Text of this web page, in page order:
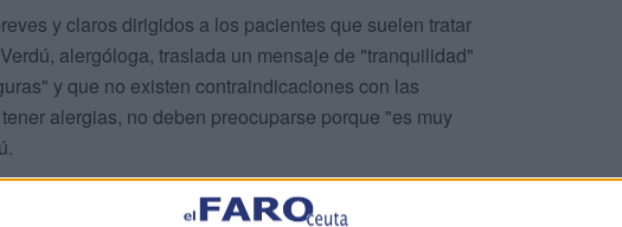
y claros dirigidos a los pacientes que suelen tratar
alergóloga, traslada un mensaje de "tranquilidad"
y que no existen contraindicaciones con las
alergias, no deben preocuparse porque "es muy
nos dice que no hay más riesgo de trombosis en las